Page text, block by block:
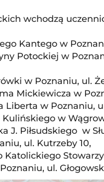
wchodzą
Kantego w
Potockiej w
w Poznaniu, ul.
Mickiewicza w
Liberta w Poznaniu,
Kulińskiego w
J. Piłsudskiego w
ul. Kutrzeby 10,
Katolickiego
ul.